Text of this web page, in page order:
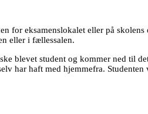
for eksamenslokalet eller på
eller i fællessalen.
blevet student og kommer ned til
har haft med hjemmefra.